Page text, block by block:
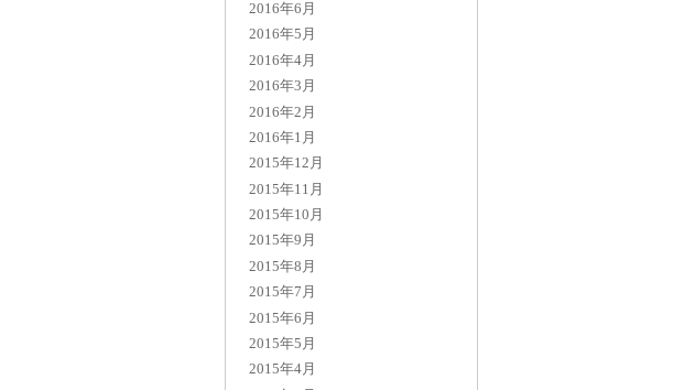
2016年6月
2016年5月
2016年4月
2016年3月
2016年2月
2016年1月
2015年12月
2015年11月
2015年10月
2015年9月
2015年8月
2015年7月
2015年6月
2015年5月
2015年4月